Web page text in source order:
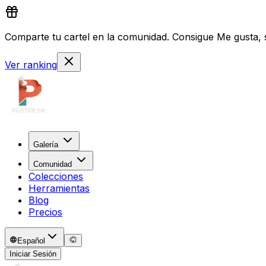
Comparte tu cartel en la comunidad. Consigue Me
Ver ranking
Galería
Comunidad
Colecciones
Herramientas
Blog
Precios
Español
Iniciar Sesión